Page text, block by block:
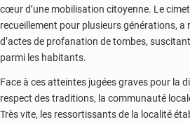
cœur d’une mobilisation citoyenne. Le
recueillement pour plusieurs générations, a
d’actes de profanation de tombes,
parmi les habitants.
Face à ces atteintes jugées graves pour la
respect des traditions, la communauté
Très vite, les ressortissants de la localité